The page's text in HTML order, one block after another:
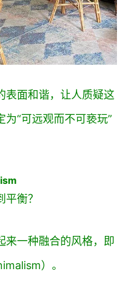
表面和谐，让人质疑这
“可远观而不可亵玩”
衡？
来一种融合的风格，即
） 。